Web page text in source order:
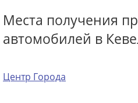
Места получения
автомобилей в
Центр Города